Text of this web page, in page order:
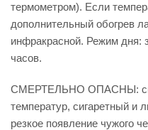
термометром). Если
дополнительный обогрев
инфракрасной. Режим дня:
часов.
СМЕРТЕЛЬНО ОПАСНЫ:
температур, сигаретный и
резкое появление чужого